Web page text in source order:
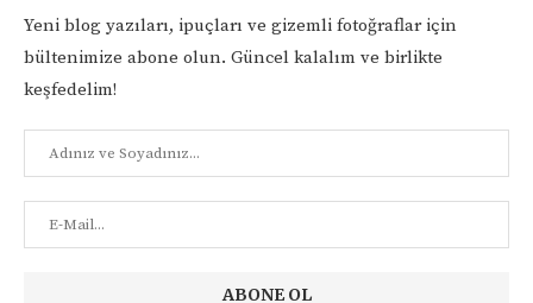
Yeni blog yazıları, ipuçları ve gizemli fotoğraflar için
bültenimize abone olun. Güncel kalalım ve birlikte
keşfedelim!